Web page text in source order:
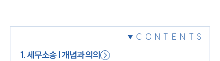
CONTENTS
1.세무소송 | 개념과 의의